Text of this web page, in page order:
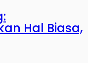
Hal Biasa,